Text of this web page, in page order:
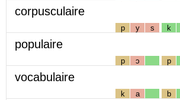
corpusculaire
p y s k
populaire
p ɔ p
vocabulaire
k a b